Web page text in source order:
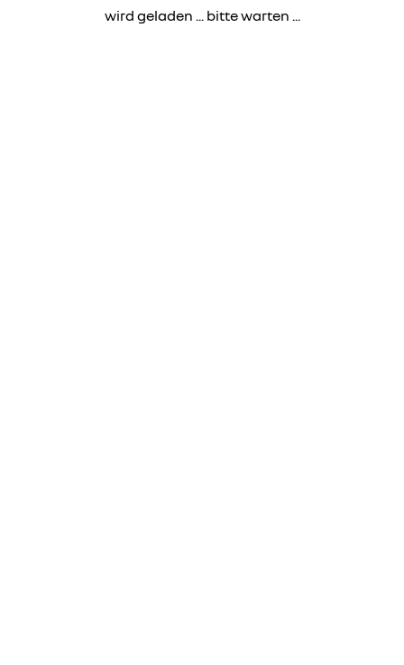
wird geladen ... bitte warten ...